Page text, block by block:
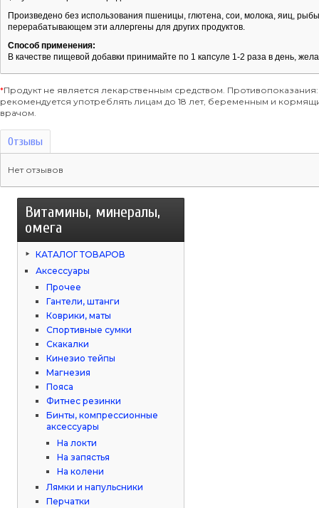
Произведено без использования пшеницы, глютена, сои, молока, яиц,
перерабатывающем эти аллергены для других продуктов.
Способ применения:
В качестве пищевой добавки принимайте по 1 капсуле 1-2 раза в день,
*Продукт не является лекарственным средством.
рекомендуется употреблять лицам до 18 лет, беременным и
врачом.
Отзывы
Нет отзывов
Витамины, минералы,
омега
КАТАЛОГ ТОВАРОВ
Аксессуары
Прочее
Гантели, штанги
Коврики, маты
Спортивные сумки
Скакалки
Кинезио тейпы
Магнезия
Пояса
Фитнес резинки
Бинты, компрессионные
аксессуары
На локти
На запястья
На колени
Лямки и напульсники
Перчатки